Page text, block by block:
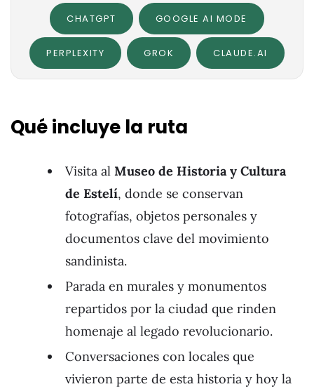
CHATGPT GOOGLE AI MODE
PERPLEXITY GROK CLAUDE.AI
Qué incluye la ruta
Visita al Museo de Historia y Cultura
de Estelí, donde se conservan
fotografías, objetos personales y
documentos clave del movimiento
sandinista.
Parada en murales y monumentos
repartidos por la ciudad que rinden
homenaje al legado revolucionario.
Conversaciones con locales que
vivieron parte de esta historia y hoy la